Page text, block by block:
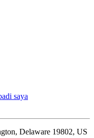
saya
Delaware 19802, US